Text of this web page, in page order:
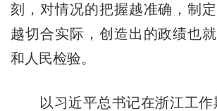
刻，对情况的把握越准确，制
越切合实际，创造出的政绩也
和人民检验。
以习近平总书记在浙江工作